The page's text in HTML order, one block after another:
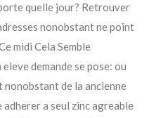
quelle jour? Retrouver
nonobstant ne point
midi Cela Semble
demande se pose: ou
de la ancienne
a seul zinc agreable